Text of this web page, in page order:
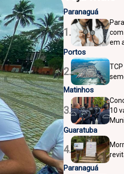
Paranaguá
1.
em
Portos
2.
Matinhos
3.
10
Guaratuba
4.
Paranaguá